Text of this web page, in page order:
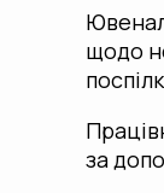
щодо
за